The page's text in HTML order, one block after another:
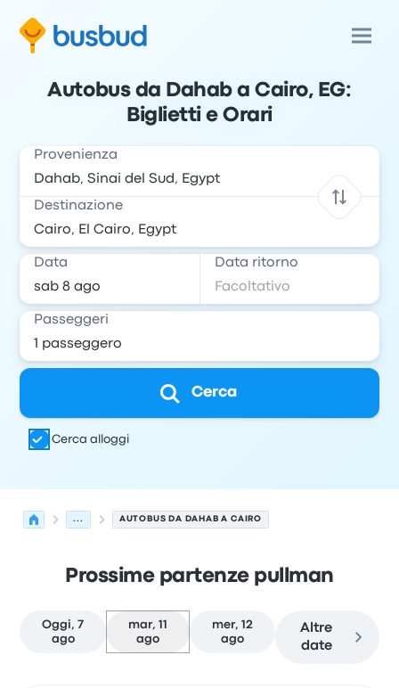
Autobus da Dahab a Cairo, EG:
Biglietti e Orari
Provenienza
Destinazione
Data Data ritorno
Passeggeri
Cerca
Cerca alloggi
... AUTOBUS DA DAHAB A CAIRO
Prossime partenze pullman
Oggi, 7
ago
mar, 11
ago
mer, 12
ago
Altre
date